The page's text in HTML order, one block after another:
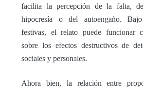
facilita la percepción de la falta,
hipocresía o del autoengaño.
festivas, el relato puede funcionar
sobre los efectos destructivos de
sociales y personales.
Ahora bien, la relación entre